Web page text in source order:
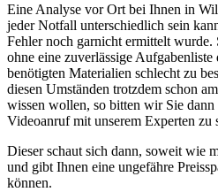
Eine Analyse vor Ort bei Ihnen in
jeder Notfall unterschiedlich sein
Fehler noch garnicht ermittelt wurde.
ohne eine zuverlässige
benötigten Materialien schlecht zu
diesen Umständen trotzdem schon
wissen wollen, so bitten wir Sie dann
Videoanruf mit unserem Experten zu
Dieser schaut sich dann, soweit wie
und gibt Ihnen eine ungefähre
können.